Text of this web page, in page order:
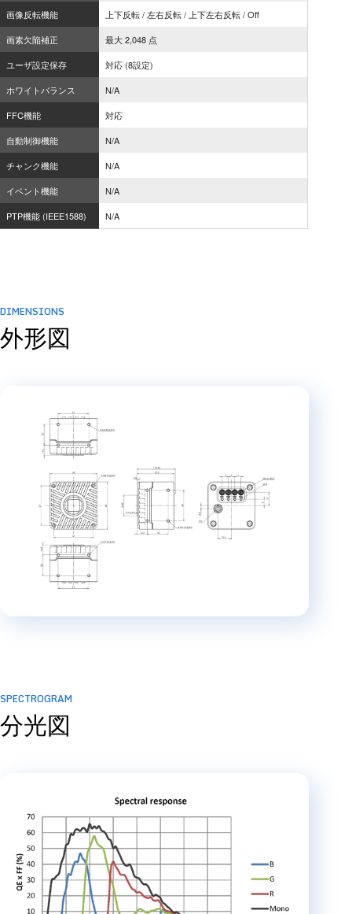
画像反転機能
上下反転 / 左右反転 / 上下左右反転 / Off
画素欠陥補正
最大 2,048 点
ユーザ設定保存
対応 (8設定)
ホワイトバランス
N/A
FFC機能
対応
自動制御機能
N/A
チャンク機能
N/A
イベント機能
N/A
PTP機能 (IEEE1588)
N/A
DIMENSIONS
外形図
SPECTROGRAM
分光図